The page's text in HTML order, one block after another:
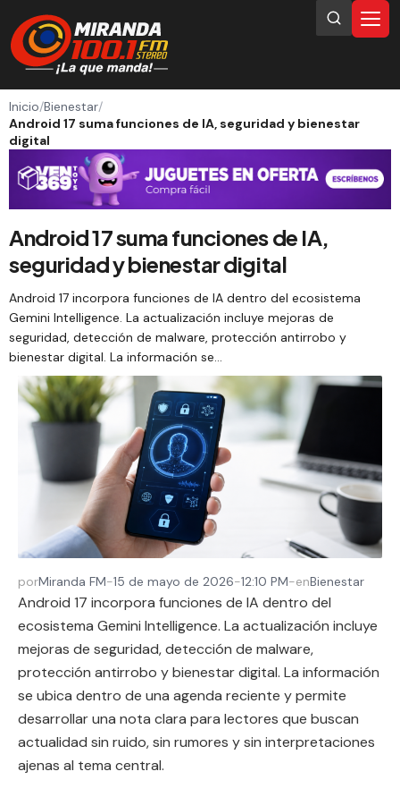
Inicio/Bienestar/
Android 17 suma funciones de IA, seguridad y bienestar
digital
Android 17 suma funciones de IA,
seguridad y bienestar digital
Android 17 incorpora funciones de IA dentro del ecosistema
Gemini Intelligence. La actualización incluye mejoras de
seguridad, detección de malware, protección antirrobo y
bienestar digital. La información se…
porMiranda FM-15 de mayo de 2026-12:10 PM-enBienestar
Android 17 incorpora funciones de IA dentro del
ecosistema Gemini Intelligence. La actualización incluye
mejoras de seguridad, detección de malware,
protección antirrobo y bienestar digital. La información
se ubica dentro de una agenda reciente y permite
desarrollar una nota clara para lectores que buscan
actualidad sin ruido, sin rumores y sin interpretaciones
ajenas al tema central.